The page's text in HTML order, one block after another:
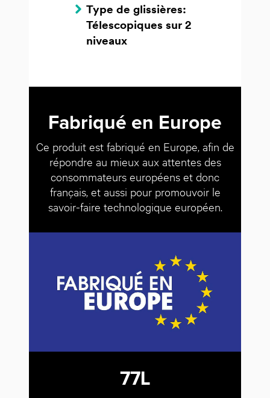
Type de glissières:
Télescopiques sur 2
niveaux
Fabriqué en Europe
Ce produit est fabriqué en Europe, afin de
répondre au mieux aux attentes des
consommateurs européens et donc
français, et aussi pour promouvoir le
savoir-faire technologique européen.
77L